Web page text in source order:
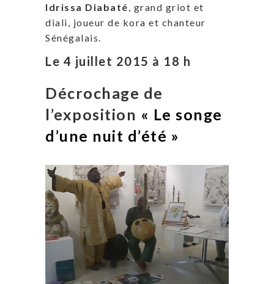
Idrissa Diabaté, grand griot et
diali, joueur de kora et chanteur
Sénégalais.
Le 4 juillet 2015 à 18 h
Décrochage de
l’exposition « Le songe
d’une nuit d’été »